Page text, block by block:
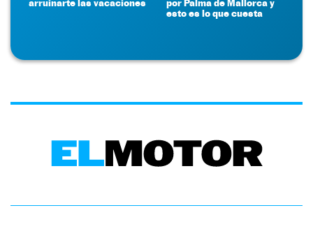
arruinarte las vacaciones
por Palma de Mallorca y
esto es lo que cuesta